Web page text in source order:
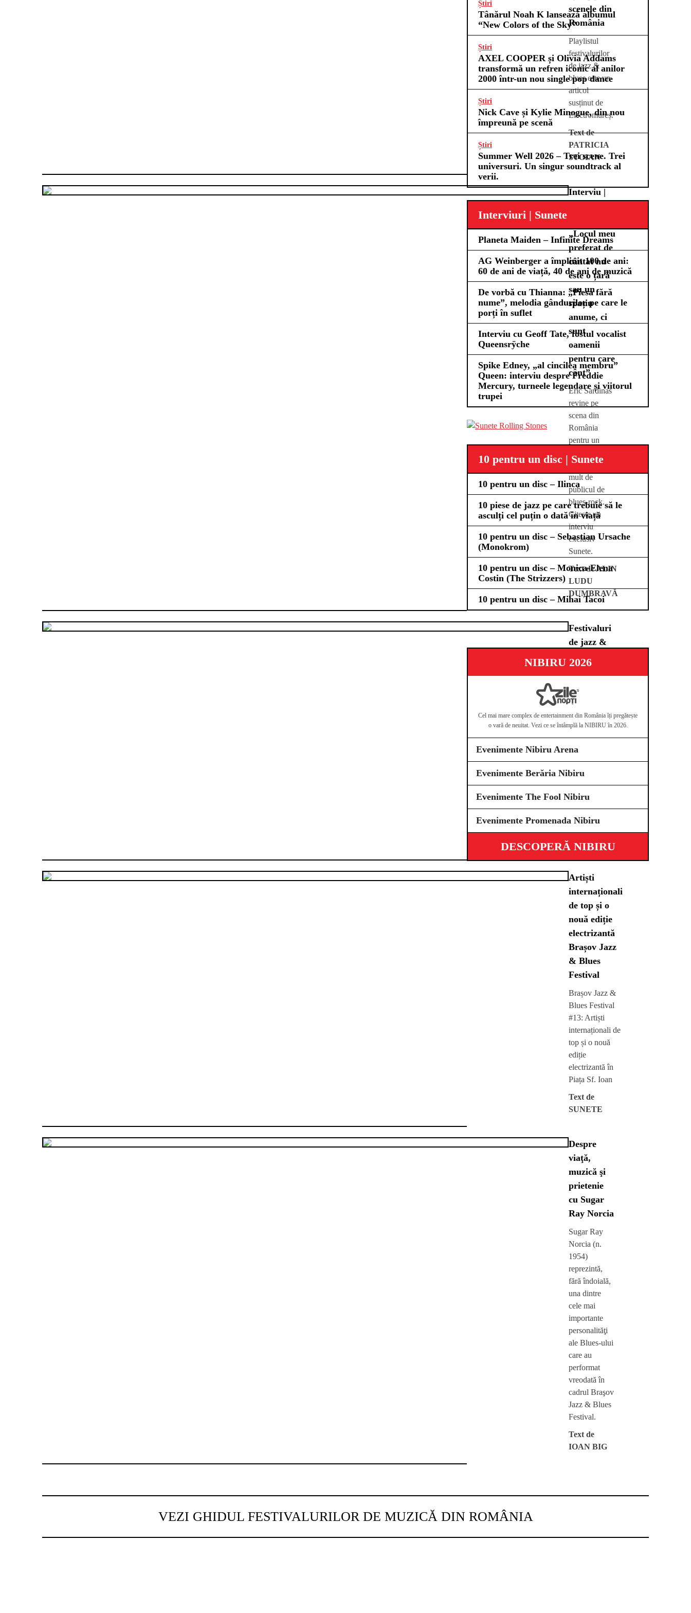
scenele din
România
Playlistul
festivalurilor
de jazz &
blues este un
articol
susținut de
Electromureș.
Text de
PATRICIA
STOIAN
Interviu |
„Locul meu
preferat de
cântat nu
este o țară
sau un
spațiu
anume, ci
sunt
oamenii
pentru care
cânt”
Eric Sardinas
revine pe
scena din
România
pentru un
așteptat de
mult de
publicul de
blues-rock.
Citește un
interviu
exclusiv
Sunete.
Text deALIN
LUDU
DUMBRAVĂ
Festivaluri
de jazz &
O listă cu
festivalurile
de jazz &
blues din
România, de
neratat în
2026,
prezentate în
ordine
Text de
SUNETE
Artiști
internaționali
de top și o
nouă ediție
electrizantă
Brașov Jazz
& Blues
Festival
Brașov Jazz &
Blues Festival
#13: Artiști
internaționali de
top și o nouă
ediție
electrizantă în
Piața Sf. Ioan
Text de
SUNETE
Despre
viaţă,
muzică şi
prietenie
cu Sugar
Ray Norcia
Sugar Ray
Norcia (n.
1954)
reprezintă,
fără îndoială,
una dintre
cele mai
importante
personalităţi
ale Blues-ului
care au
performat
vreodată în
cadrul Braşov
Jazz & Blues
Festival.
Text de
IOAN BIG
Tânărul Noah K lansează albumul
“New Colors of the Sky”
Știri
AXEL COOPER și Olivia Addams
transformă un refren iconic al anilor
2000 într-un nou single pop dance
Știri
Nick Cave și Kylie Minogue, din nou
împreună pe scenă
Știri
Summer Well 2026 – Trei scene. Trei
universuri. Un singur soundtrack al
verii.
Știri
Interviuri | Sunete
Planeta Maiden – Infinite Dreams
AG Weinberger a împlinit 100 de ani:
60 de ani de viață, 40 de ani de muzică
De vorbă cu Thianna: „Piesa fără
nume”, melodia gândurilor pe care le
porți în suflet
Interviu cu Geoff Tate, fostul vocalist
Queensrÿche
Spike Edney, „al cincilea membru”
Queen: interviu despre Freddie
Mercury, turneele legendare și viitorul
trupei
10 pentru un disc | Sunete
10 pentru un disc – Ilinca
10 piese de jazz pe care trebuie să le
asculți cel puțin o dată în viață
10 pentru un disc – Sebastian Ursache
(Monokrom)
10 pentru un disc – Monica-Elena
Costin (The Strizzers)
10 pentru un disc – Mihai Tacoi
NIBIRU 2026
Cel mai mare complex de entertainment din România îți pregătește
o vară de neuitat. Vezi ce se întâmplă la NIBIRU în 2026.
Evenimente Nibiru Arena
Evenimente Berăria Nibiru
Evenimente The Fool Nibiru
Evenimente Promenada Nibiru
DESCOPERĂ NIBIRU
VEZI GHIDUL FESTIVALURILOR DE MUZICĂ DIN ROMÂNIA